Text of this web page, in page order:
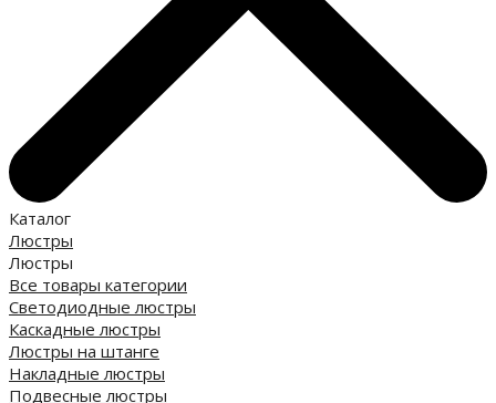
Каталог
Люстры
Люстры
Все товары категории
Светодиодные люстры
Каскадные люстры
Люстры на штанге
Накладные люстры
Подвесные люстры